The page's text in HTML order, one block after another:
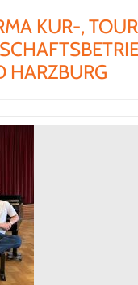
KUR-,
HARZBURG